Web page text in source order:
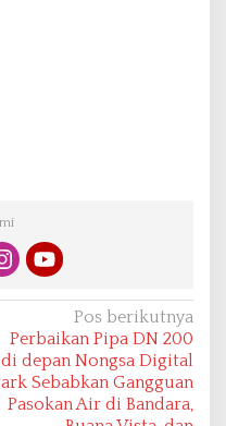
Pos berikutnya
Perbaikan Pipa DN 200
di depan Nongsa Digital
Sebabkan Gangguan
Pasokan Air di Bandara,